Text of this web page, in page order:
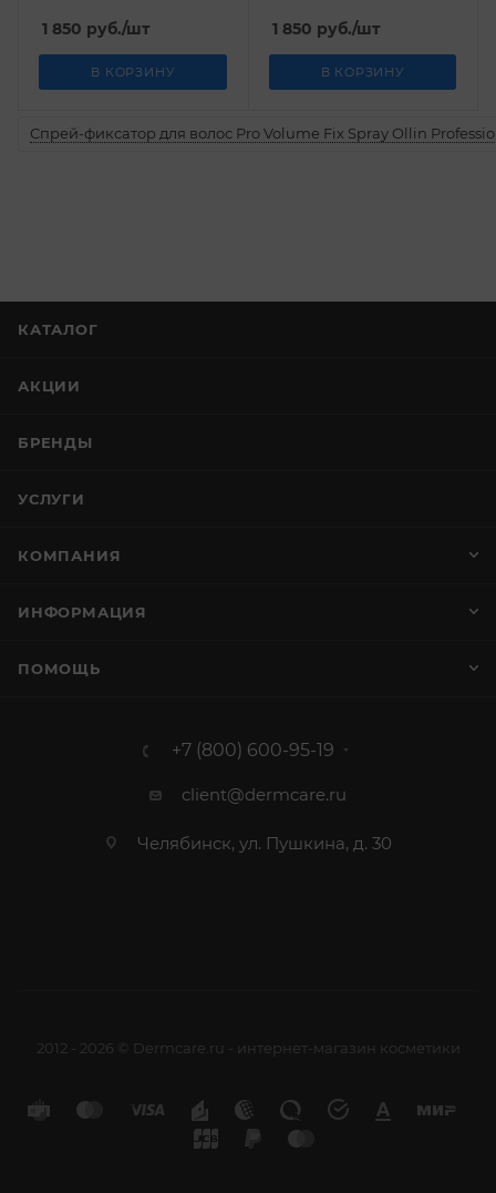
1 850 руб./шт
В КОРЗИНУ
1 850 руб./шт
В КОРЗИНУ
Спрей-фиксатор для волос Pro Volume Fix Spray Ollin
КАТАЛОГ
АКЦИИ
БРЕНДЫ
УСЛУГИ
КОМПАНИЯ
ИНФОРМАЦИЯ
ПОМОЩЬ
+7 (800) 600-95-19
client@dermcare.ru
Челябинск, ул. Пушкина, д. 30
2012 - 2026 © Dermcare.ru - интернет-магазин косметики